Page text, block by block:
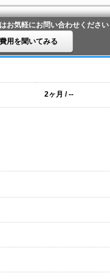
お気軽にお問い合わせください
用を聞いてみる
2ヶ月 / --